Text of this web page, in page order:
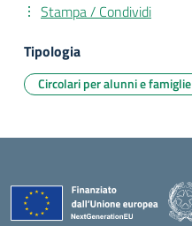
Stampa / Condividi
Tipologia
Circolari per alunni e famiglie